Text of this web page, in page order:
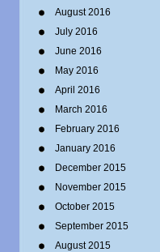
August 2016
July 2016
June 2016
May 2016
April 2016
March 2016
February 2016
January 2016
December 2015
November 2015
October 2015
September 2015
August 2015